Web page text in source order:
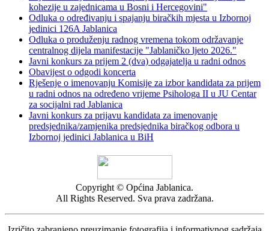
kohezije u zajednicama u Bosni i Hercegovini"
Odluka o određivanju i spajanju biračkih mjesta u Izbornoj
jedinici 126A Jablanica
Odluka o produženju radnog vremena tokom održavanje
centralnog dijela manifestacije "Jablaničko ljeto 2026."
Javni konkurs za prijem 2 (dva) odgajatelja u radni odnos
Obavijest o odgodi koncerta
Rješenje o imenovanju Komisije za izbor kandidata za prijem
u radni odnos na određeno vrijeme Psihologa II u JU Centar
za socijalni rad Jablanica
Javni konkurs za prijavu kandidata za imenovanje
predsjednika/zamjenika predsjednika biračkog odbora u
Izbornoj jedinici Jablanica u BiH
Copyright © Općina Jablanica.
All Rights Reserved. Sva prava zadržana.